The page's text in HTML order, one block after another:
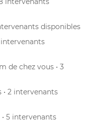
disponibles
intervenants
de chez vous • 3
• 2 intervenants
• 5 intervenants